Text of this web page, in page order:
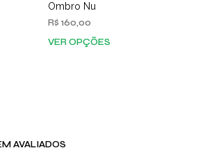
produto
ser
Ombro Nu
R$ 160,00
VER OPÇÕES
AVALIADOS